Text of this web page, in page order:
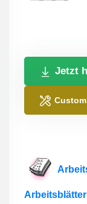
Jetzt
Arbeitsblätter